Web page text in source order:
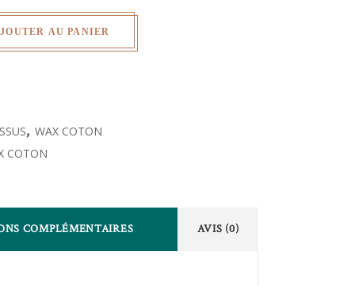
AU PANIER
,WAX COTON
COTON
COMPLÉMENTAIRES AVIS (0)